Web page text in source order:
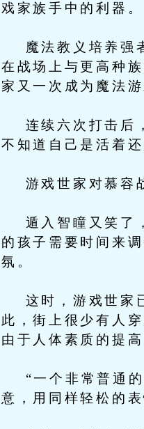
戏家族手中的利器。
魔法教义培养强者
在战场上与更高种
家又一次成为魔法
连续六次打击后，
不知道自己是活着还
游戏世家对慕容战
遁入智瞳又笑了，
的孩子需要时间来
氛。
这时，游戏世家已
此，街上很少有人
由于人体素质的提
“一个非常普通的
意，用同样轻松的表